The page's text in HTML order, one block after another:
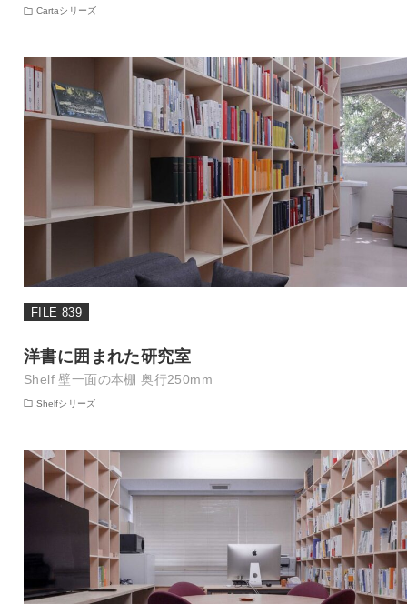
Cartaシリーズ
FILE 839
洋書に囲まれた研究室
Shelf 壁一面の本棚 奥行250mm
Shelfシリーズ